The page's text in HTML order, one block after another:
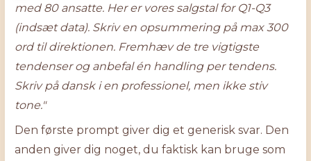
med 80 ansatte. Her er vores salgstal for Q1-Q3
(indsæt data). Skriv en opsummering på max 300
ord til direktionen. Fremhæv de tre vigtigste
tendenser og anbefal én handling per tendens.
Skriv på dansk i en professionel, men ikke stiv
tone."
Den første prompt giver dig et generisk svar. Den
anden giver dig noget, du faktisk kan bruge som